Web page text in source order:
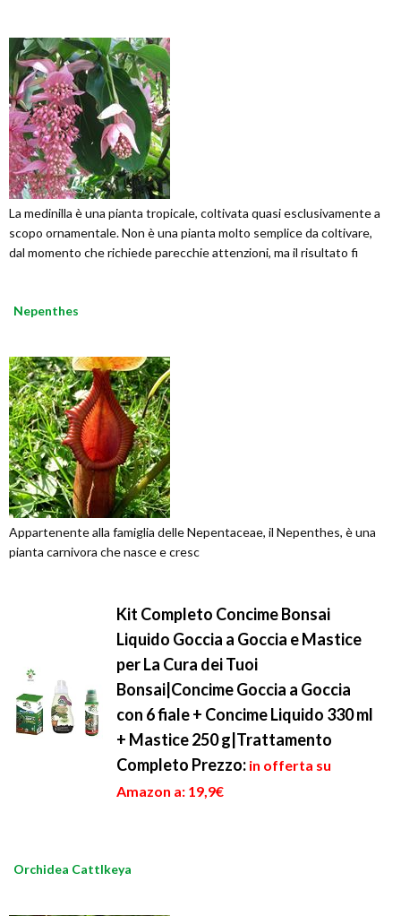
La medinilla è una pianta tropicale, coltivata quasi esclusivamente a
scopo ornamentale. Non è una pianta molto semplice da coltivare,
dal momento che richiede parecchie attenzioni, ma il risultato fi
Nepenthes
Appartenente alla famiglia delle Nepentaceae, il Nepenthes, è una
pianta carnivora che nasce e cresc
Kit Completo Concime Bonsai
Liquido Goccia a Goccia e Mastice
per La Cura dei Tuoi
Bonsai|Concime Goccia a Goccia
con 6 fiale + Concime Liquido 330 ml
+ Mastice 250 g|Trattamento
Completo Prezzo: in offerta su
Amazon a: 19,9€
Orchidea Cattlkeya